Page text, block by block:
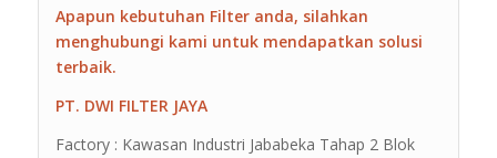
Apapun kebutuhan Filter anda, silahkan
menghubungi kami untuk mendapatkan solusi
terbaik.
PT. DWI FILTER JAYA
Factory : Kawasan Industri Jababeka Tahap 2 Blok